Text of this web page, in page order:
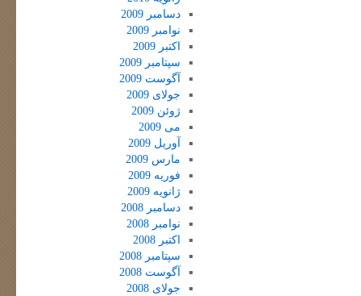
دسامبر 2009
نوامبر 2009
اکتبر 2009
سپتامبر 2009
آگوست 2009
جولای 2009
ژوئن 2009
می 2009
آوریل 2009
مارس 2009
فوریه 2009
ژانویه 2009
دسامبر 2008
نوامبر 2008
اکتبر 2008
سپتامبر 2008
آگوست 2008
جولای 2008